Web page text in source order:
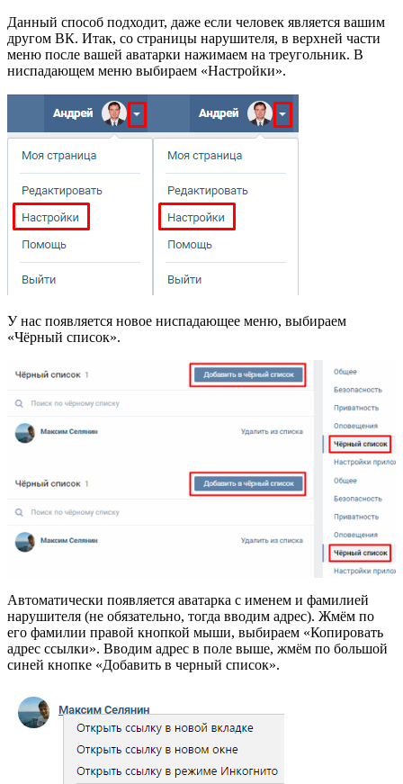
Данный способ подходит, даже если человек является вашим
другом ВК. Итак, со страницы нарушителя, в верхней части
меню после вашей аватарки нажимаем на треугольник. В
ниспадающем меню выбираем «Настройки».
У нас появляется новое ниспадающее меню, выбираем
«Чёрный список».
Автоматически появляется аватарка с именем и фамилией
нарушителя (не обязательно, тогда вводим адрес). Жмём по
его фамилии правой кнопкой мыши, выбираем «Копировать
адрес ссылки». Вводим адрес в поле выше, жмём по большой
синей кнопке «Добавить в черный список».